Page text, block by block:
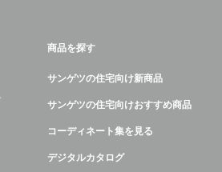
商品を探す
サンゲツの住宅向け新商品
サンゲツの住宅向けおすすめ商品
コーディネート集を見る
デジタルカタログ